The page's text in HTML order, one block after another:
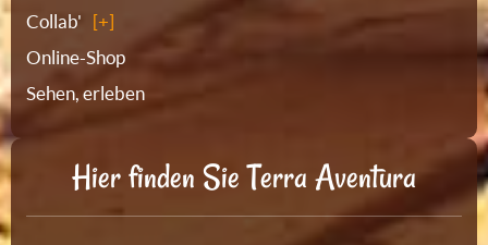
Collab'
Online-Shop
Sehen, erleben
Hier finden Sie Terra Aventura